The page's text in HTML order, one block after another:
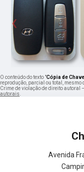
‹
O conteúdo do texto "Cópia de
reprodução, parcial ou total,
Crime de violação de direito autoral
autorais
Avenida